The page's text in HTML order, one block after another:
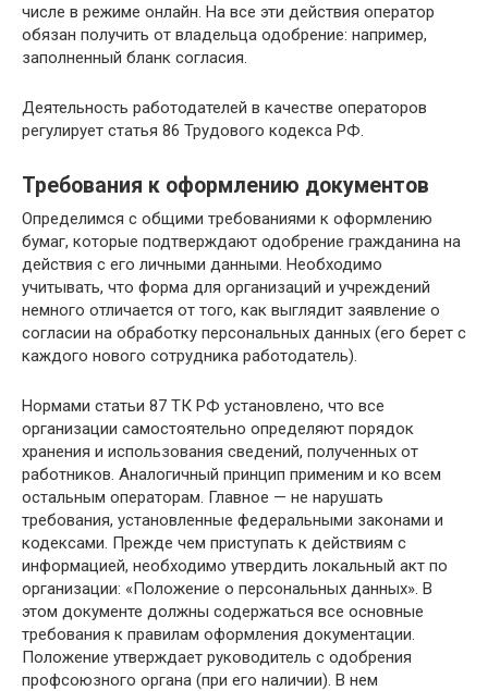
числе в режиме онлайн. На все эти действия оператор
обязан получить от владельца одобрение: например,
заполненный бланк согласия.
Деятельность работодателей в качестве операторов
регулирует статья 86 Трудового кодекса РФ.
Требования к оформлению документов
Определимся с общими требованиями к оформлению
бумаг, которые подтверждают одобрение гражданина на
действия с его личными данными. Необходимо
учитывать, что форма для организаций и учреждений
немного отличается от того, как выглядит заявление о
согласии на обработку персональных данных (его берет с
каждого нового сотрудника работодатель).
Нормами статьи 87 ТК РФ установлено, что все
организации самостоятельно определяют порядок
хранения и использования сведений, полученных от
работников. Аналогичный принцип применим и ко всем
остальным операторам. Главное — не нарушать
требования, установленные федеральными законами и
кодексами. Прежде чем приступать к действиям с
информацией, необходимо утвердить локальный акт по
организации: «Положение о персональных данных». В
этом документе должны содержаться все основные
требования к правилам оформления документации.
Положение утверждает руководитель с одобрения
профсоюзного органа (при его наличии). В нем